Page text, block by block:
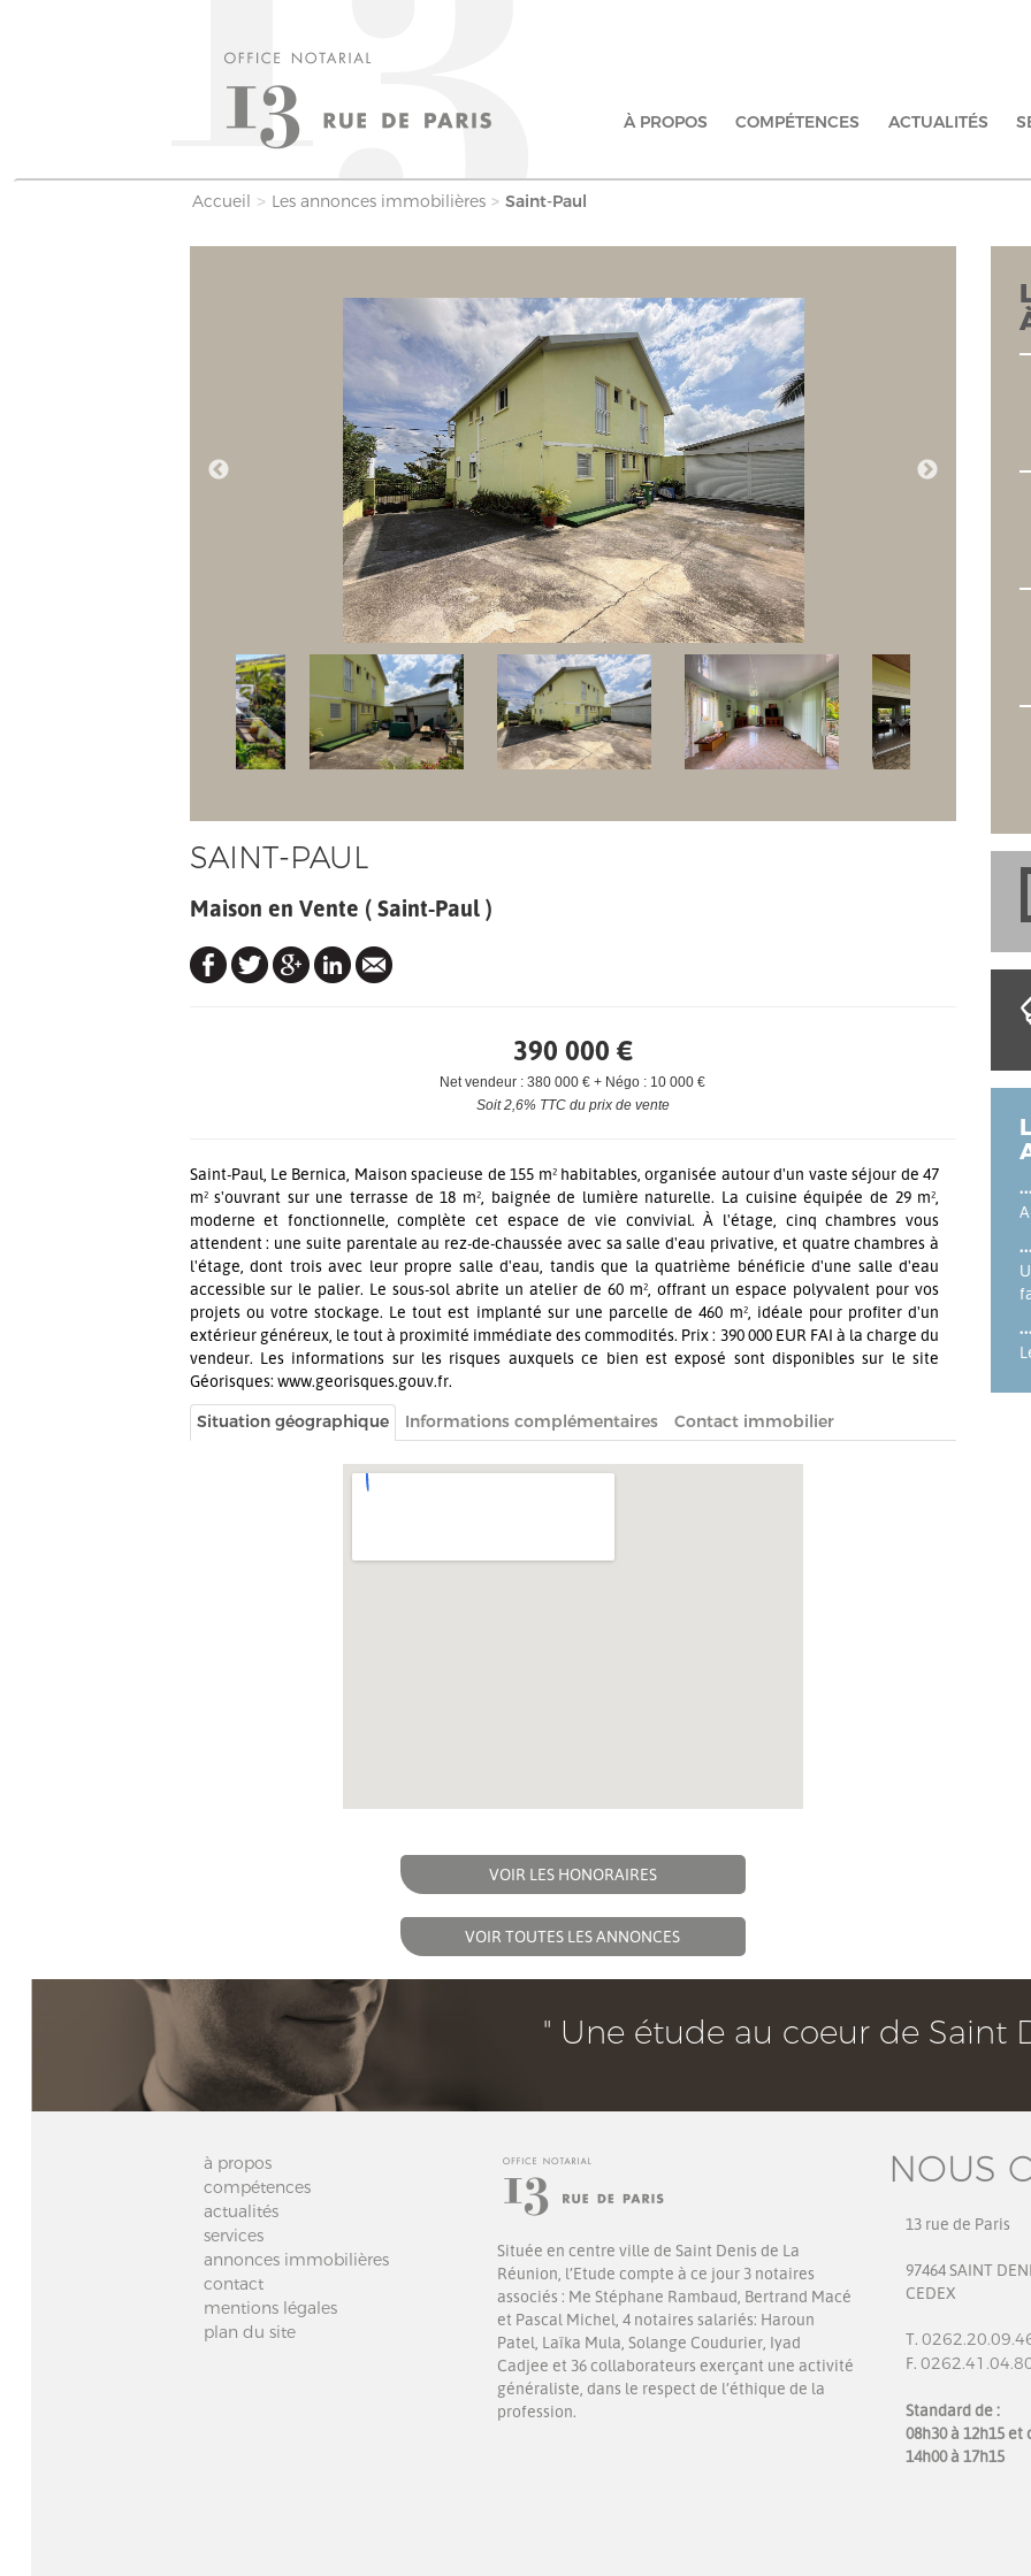
À PROPOS COMPÉTENCES ACTUALITÉS
Accueil Les annonces immobilières Saint-Paul
SAINT-PAUL
Maison en Vente ( Saint-Paul )
390 000 €
Net vendeur : 380 000 € + Négo : 10 000 €
Soit 2,6% TTC du prix de vente
Saint-Paul, Le Bernica, Maison spacieuse de 155 m² habitables, organisée autour d'un vaste séjour de 47
m² s'ouvrant sur une terrasse de 18 m², baignée de lumière naturelle. La cuisine équipée de 29 m²,
moderne et fonctionnelle, complète cet espace de vie convivial. À l'étage, cinq chambres vous
attendent : une suite parentale au rez-de-chaussée avec sa salle d'eau privative, et quatre chambres à
l'étage, dont trois avec leur propre salle d'eau, tandis que la quatrième bénéficie d'une salle d'eau
accessible sur le palier. Le sous-sol abrite un atelier de 60 m², offrant un espace polyvalent pour vos
projets ou votre stockage. Le tout est implanté sur une parcelle de 460 m², idéale pour profiter d'un
extérieur généreux, le tout à proximité immédiate des commodités. Prix : 390 000 EUR FAI à la charge du
vendeur. Les informations sur les risques auxquels ce bien est exposé sont disponibles sur le site
Géorisques: www.georisques.gouv.fr.
Situation géographique Informations complémentaires Contact immobilier
VOIR LES HONORAIRES
VOIR TOUTES LES ANNONCES
" Une étude au coeur de Saint
à propos
compétences
actualités
services
annonces immobilières
contact
mentions légales
plan du site
Située en centre ville de Saint Denis de La
Réunion, l’Etude compte à ce jour 3 notaires
associés : Me Stéphane Rambaud, Bertrand Macé
et Pascal Michel, 4 notaires salariés: Haroun
Patel, Laïka Mula, Solange Coudurier, Iyad
Cadjee et 36 collaborateurs exerçant une activité
généraliste, dans le respect de l’éthique de la
profession.
NOUS
13 rue de Paris
97464 SAINT
CEDEX
T.
F.
Standard de :
08h30 à 12h15 et
14h00 à 17h15